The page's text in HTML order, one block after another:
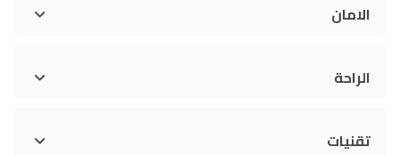
الامان
الراحة
تقنيات